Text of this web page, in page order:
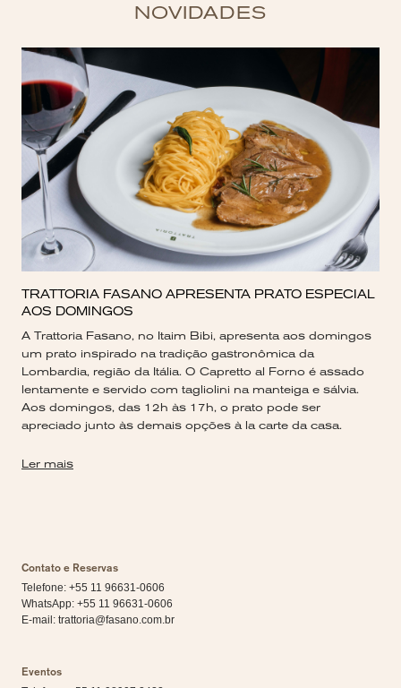
NOVIDADES
TRATTORIA FASANO APRESENTA PRATO ESPECIAL
AOS DOMINGOS
A Trattoria Fasano, no Itaim Bibi, apresenta aos domingos
um prato inspirado na tradição gastronômica da
Lombardia, região da Itália. O Capretto al Forno é assado
lentamente e servido com tagliolini na manteiga e sálvia.
Aos domingos, das 12h às 17h, o prato pode ser
apreciado junto às demais opções à la carte da casa.
Ler mais
Contato e Reservas
Telefone: +55 11 96631-0606
WhatsApp: +55 11 96631-0606
E-mail: trattoria@fasano.com.br
Eventos